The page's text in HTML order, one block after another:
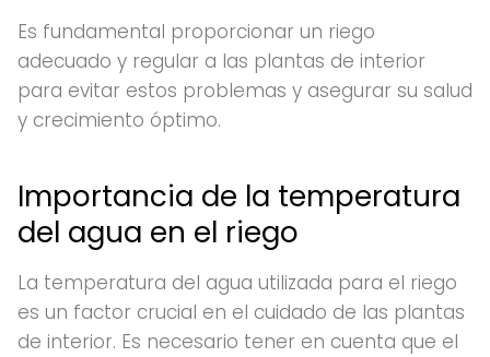
Es fundamental proporcionar un riego
adecuado y regular a las plantas de interior
para evitar estos problemas y asegurar su salud
y crecimiento óptimo.
Importancia de la temperatura
del agua en el riego
La temperatura del agua utilizada para el riego
es un factor crucial en el cuidado de las plantas
de interior. Es necesario tener en cuenta que el